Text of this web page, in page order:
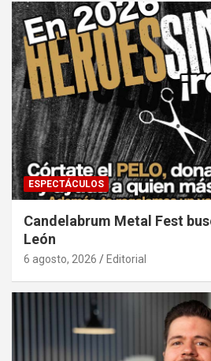
ESPECTÁCULOS
Candelabrum Metal Fest
León
6 agosto, 2026 Editorial